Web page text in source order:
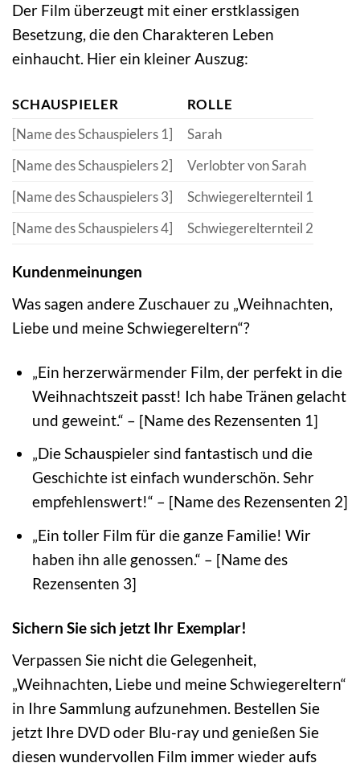
Der Film überzeugt mit einer erstklassigen
Besetzung, die den Charakteren Leben
einhaucht. Hier ein kleiner Auszug:
SCHAUSPIELER
ROLLE
[Name des Schauspielers 1]
Sarah
[Name des Schauspielers 2]
Verlobter von Sarah
[Name des Schauspielers 3]
Schwiegerelternteil 1
[Name des Schauspielers 4]
Schwiegerelternteil 2
Kundenmeinungen
Was sagen andere Zuschauer zu „Weihnachten,
Liebe und meine Schwiegereltern“?
„Ein herzerwärmender Film, der perfekt in die
Weihnachtszeit passt! Ich habe Tränen gelacht
und geweint.“ – [Name des Rezensenten 1]
„Die Schauspieler sind fantastisch und die
Geschichte ist einfach wunderschön. Sehr
empfehlenswert!“ – [Name des Rezensenten 2]
„Ein toller Film für die ganze Familie! Wir
haben ihn alle genossen.“ – [Name des
Rezensenten 3]
Sichern Sie sich jetzt Ihr Exemplar!
Verpassen Sie nicht die Gelegenheit,
„Weihnachten, Liebe und meine Schwiegereltern“
in Ihre Sammlung aufzunehmen. Bestellen Sie
jetzt Ihre DVD oder Blu-ray und genießen Sie
diesen wundervollen Film immer wieder aufs